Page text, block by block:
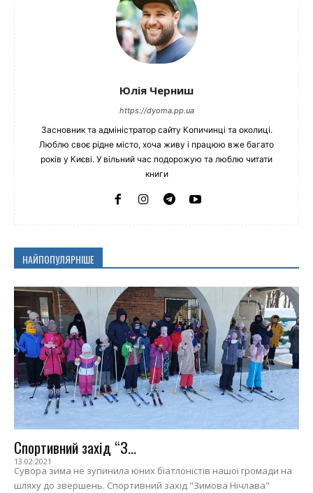
Юлія Черниш
https://dyoma.pp.ua
Засновник та адміністратор сайту Копичинці та околиці.
Люблю своє рідне місто, хоча живу і працюю вже багато
років у Києві. У вільний час подорожую та люблю читати
книги
НАЙПОПУЛЯРНІШЕ
Спортивний захід “З...
13.02.2021
Сувора зима не зупинила юних біатлоністів нашої громади на
шляху до звершень. Спортивний захід "Зимова Нічлава"